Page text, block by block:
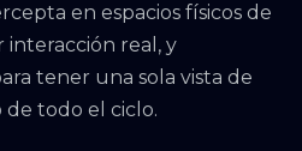
en espacios físicos de
interacción real, y
tener una sola vista de
todo el ciclo.